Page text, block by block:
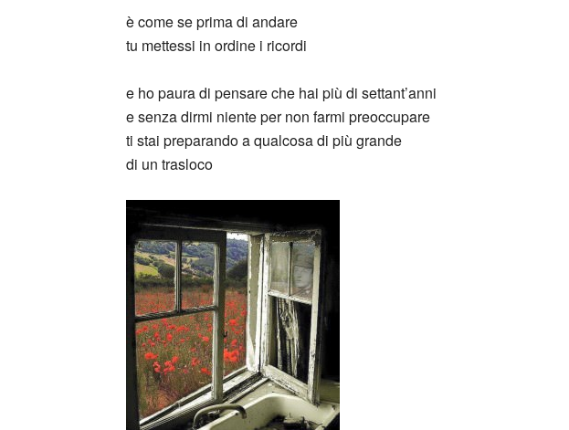
è come se prima di andare
tu mettessi in ordine i ricordi
e ho paura di pensare che hai più di settant’anni
e senza dirmi niente per non farmi preoccupare
ti stai preparando a qualcosa di più grande
di un trasloco